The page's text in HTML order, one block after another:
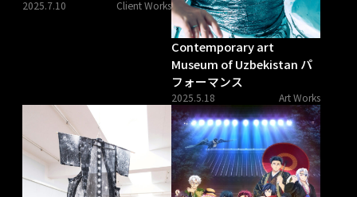
2025.7.10 Client Works
Contemporary art
Museum of Uzbekistan パ
フォーマンス
2025.5.18 Art Works